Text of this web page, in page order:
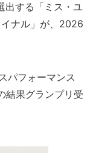
出する「ミス・ユ
ナル」が、2026
パフォーマンス
結果グランプリ受